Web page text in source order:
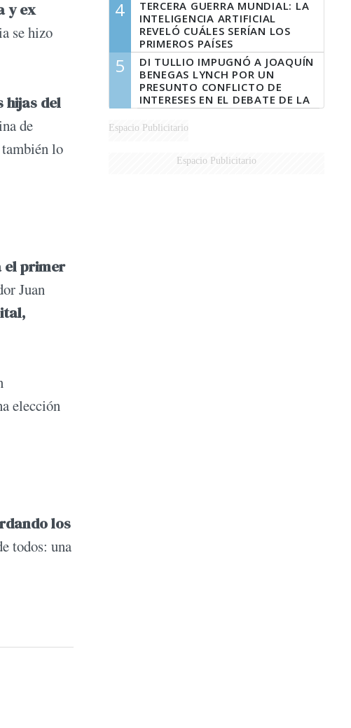
y ex
se hizo
hijas del
de
lo
el primer
Juan
elección
los
todos: una
MARIDO
4
TERCERA GUERRA MUNDIAL: LA
INTELIGENCIA ARTIFICIAL
REVELÓ CUÁLES SERÍAN LOS
PRIMEROS PAÍSES
LATINOAMERICANOS EN SER
DERROTADOS
5
DI TULLIO IMPUGNÓ A JOAQUÍN
BENEGAS LYNCH POR UN
PRESUNTO CONFLICTO DE
INTERESES EN EL DEBATE DE LA
LEY DE TIERRAS
Espacio Publicitario
Espacio Publicitario